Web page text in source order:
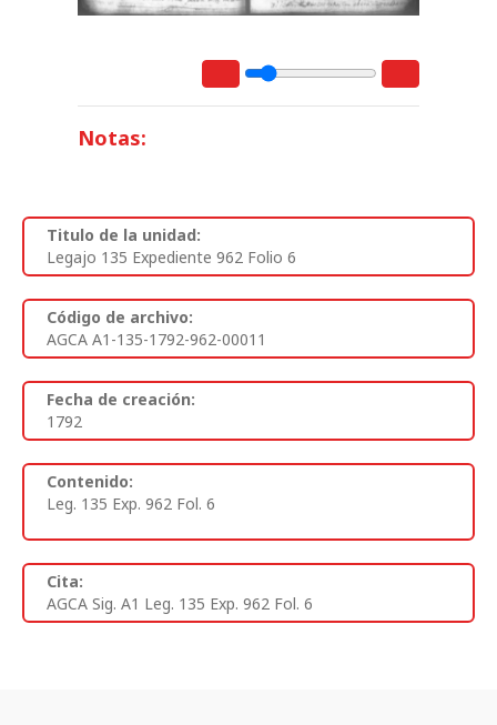
Notas:
Titulo de la unidad:
Legajo 135 Expediente 962 Folio 6
Código de archivo:
AGCA A1-135-1792-962-00011
Fecha de creación:
1792
Contenido:
Leg. 135 Exp. 962 Fol. 6
Cita:
AGCA Sig. A1 Leg. 135 Exp. 962 Fol. 6